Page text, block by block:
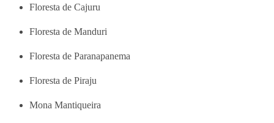
Floresta de Cajuru
Floresta de Manduri
Floresta de Paranapanema
Floresta de Piraju
Mona Mantiqueira